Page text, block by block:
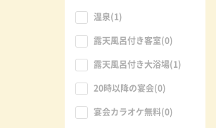
温泉(1)
露天風呂付き客室(0)
露天風呂付き大浴場(1)
20時以降の宴会(0)
宴会カラオケ無料(0)